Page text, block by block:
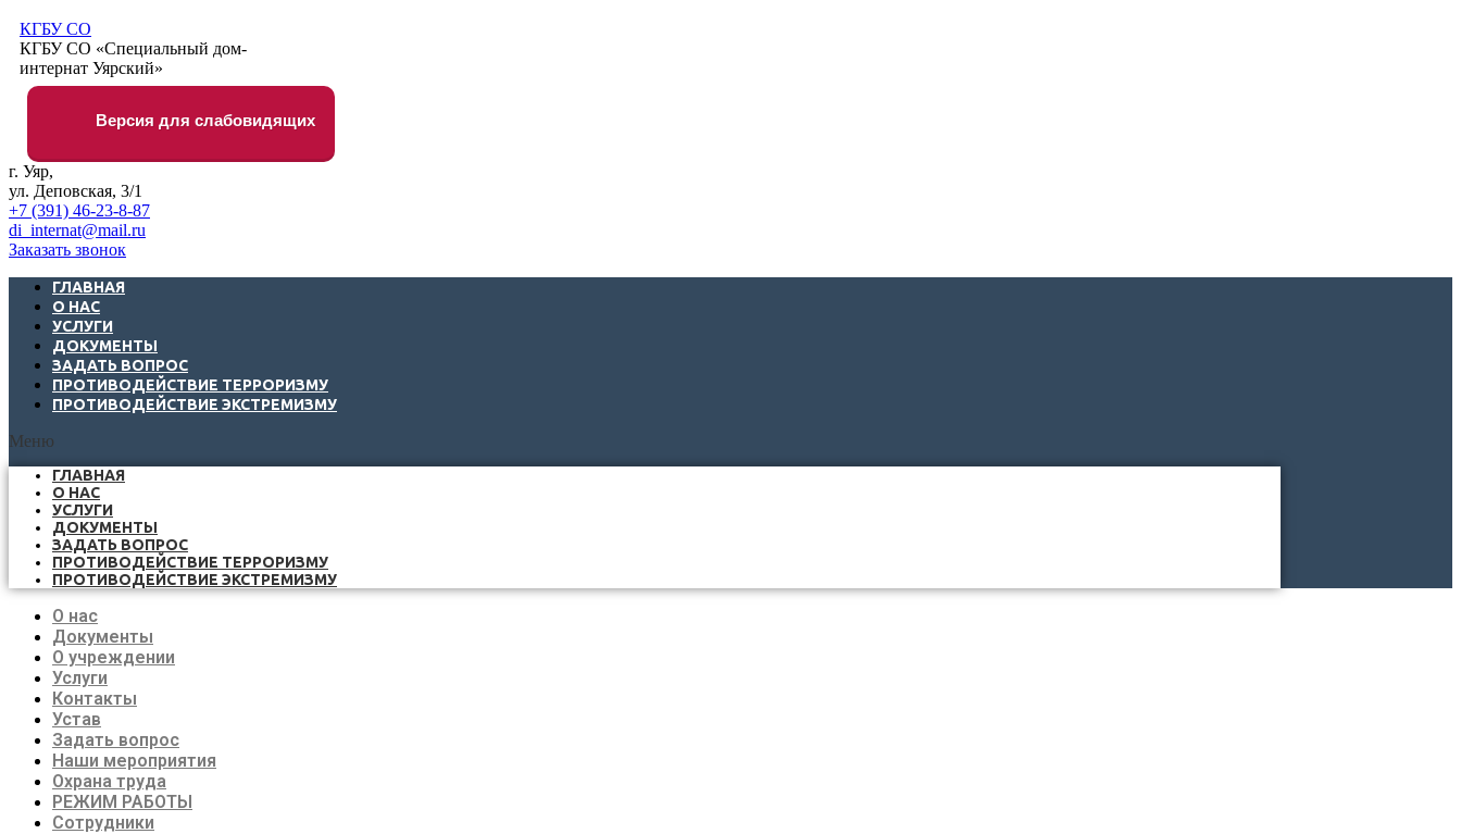
КГБУ СО
КГБУ СО «Специальный дом-
интернат Уярский»
Версия для слабовидящих
г. Уяр,
ул. Деповская, 3/1
+7 (391) 46-23-8-87
di_internat@mail.ru
Заказать звонок
ГЛАВНАЯ
О НАС
УСЛУГИ
ДОКУМЕНТЫ
ЗАДАТЬ ВОПРОС
ПРОТИВОДЕЙСТВИЕ ТЕРРОРИЗМУ
ПРОТИВОДЕЙСТВИЕ ЭКСТРЕМИЗМУ
Меню
ГЛАВНАЯ
О НАС
УСЛУГИ
ДОКУМЕНТЫ
ЗАДАТЬ ВОПРОС
ПРОТИВОДЕЙСТВИЕ ТЕРРОРИЗМУ
ПРОТИВОДЕЙСТВИЕ ЭКСТРЕМИЗМУ
О нас
Документы
О учреждении
Услуги
Контакты
Устав
Задать вопрос
Наши мероприятия
Охрана труда
РЕЖИМ РАБОТЫ
Сотрудники